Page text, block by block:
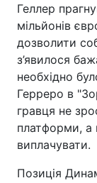
Геллер
мільйонів
дозволити
з’явилося
необхідно
Герреро в
гравця не
платформи, а
виплачувати.
Позиція